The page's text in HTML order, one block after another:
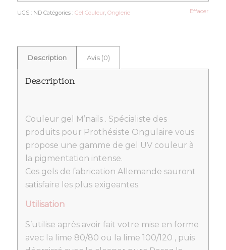
Effacer
UGS : ND Catégories : Gel Couleur, Onglerie
Description Avis (0)
Description
Couleur gel M’nails . Spécialiste des
produits pour Prothésiste Ongulaire vous
propose une gamme de gel UV couleur à
la pigmentation intense.
Ces gels de fabrication Allemande sauront
satisfaire les plus exigeantes.
Utilisation
S’utilise après avoir fait votre mise en forme
avec la lime 80/80 ou la lime 100/120 , puis